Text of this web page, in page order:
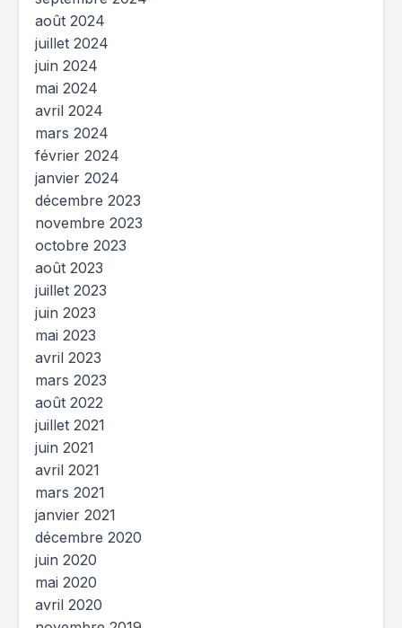
août 2024
juillet 2024
juin 2024
mai 2024
avril 2024
mars 2024
février 2024
janvier 2024
décembre 2023
novembre 2023
octobre 2023
août 2023
juillet 2023
juin 2023
mai 2023
avril 2023
mars 2023
août 2022
juillet 2021
juin 2021
avril 2021
mars 2021
janvier 2021
décembre 2020
juin 2020
mai 2020
avril 2020